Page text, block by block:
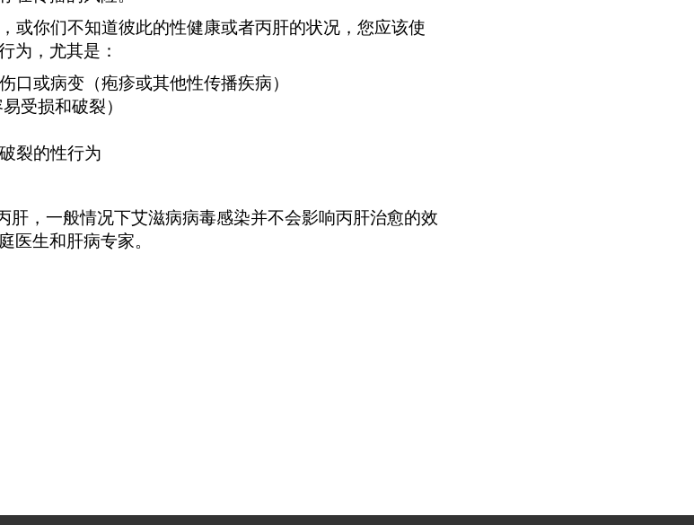
或你们不知道彼此的性健康或者丙肝的状况，您应该使
为，尤其是：
口或病变（疱疹或其他性传播疾病）
受损和破裂）
裂的性行为
，一般情况下艾滋病病毒感染并不会影响丙肝治愈的效
医生和肝病专家。